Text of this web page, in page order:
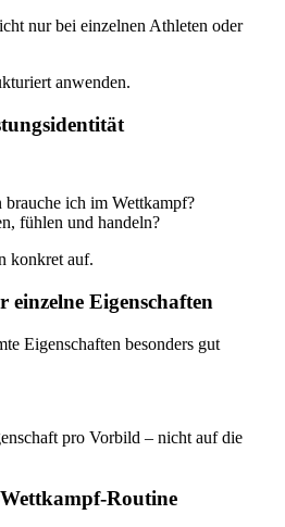
nur bei einzelnen Athleten oder
anwenden.
brauche ich im Wettkampf?
fühlen und handeln?
konkret auf.
Eigenschaften
Eigenschaften besonders gut
pro Vorbild – nicht auf die
Routine